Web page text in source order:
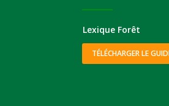
Lexique Forêt
TÉLÉCHARGER LE